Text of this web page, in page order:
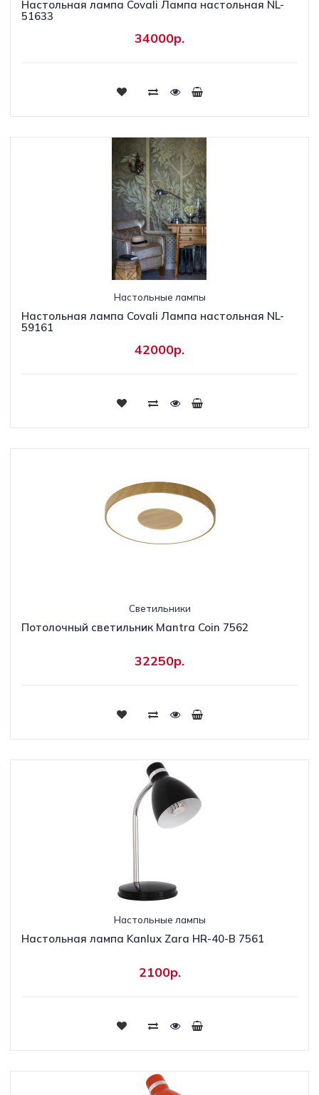
Настольная лампа Covali Лампа настольная NL-
51633
34000р.
Настольные лампы
Настольная лампа Covali Лампа настольная NL-
59161
42000р.
Светильники
Потолочный светильник Mantra Coin 7562
32250р.
Настольные лампы
Настольная лампа Kanlux Zara HR-40-B 7561
2100р.